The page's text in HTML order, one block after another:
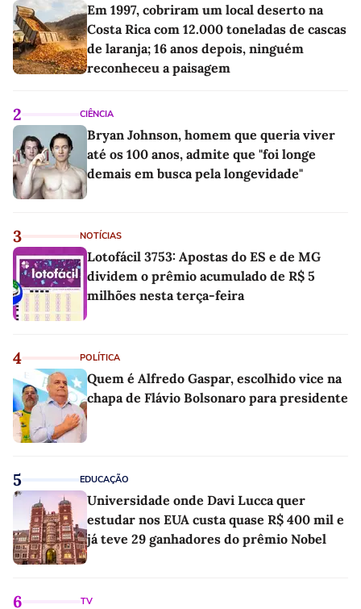
Em 1997, cobriram um local deserto na
Costa Rica com 12.000 toneladas de cascas
de laranja; 16 anos depois, ninguém
reconheceu a paisagem
2 CIÊNCIA
Bryan Johnson, homem que queria viver
até os 100 anos, admite que "foi longe
demais em busca pela longevidade"
3 NOTÍCIAS
Lotofácil 3753: Apostas do ES e de MG
dividem o prêmio acumulado de R$ 5
milhões nesta terça-feira
4 POLÍTICA
Quem é Alfredo Gaspar, escolhido vice na
chapa de Flávio Bolsonaro para presidente
5 EDUCAÇÃO
Universidade onde Davi Lucca quer
estudar nos EUA custa quase R$ 400 mil e
já teve 29 ganhadores do prêmio Nobel
6 TV